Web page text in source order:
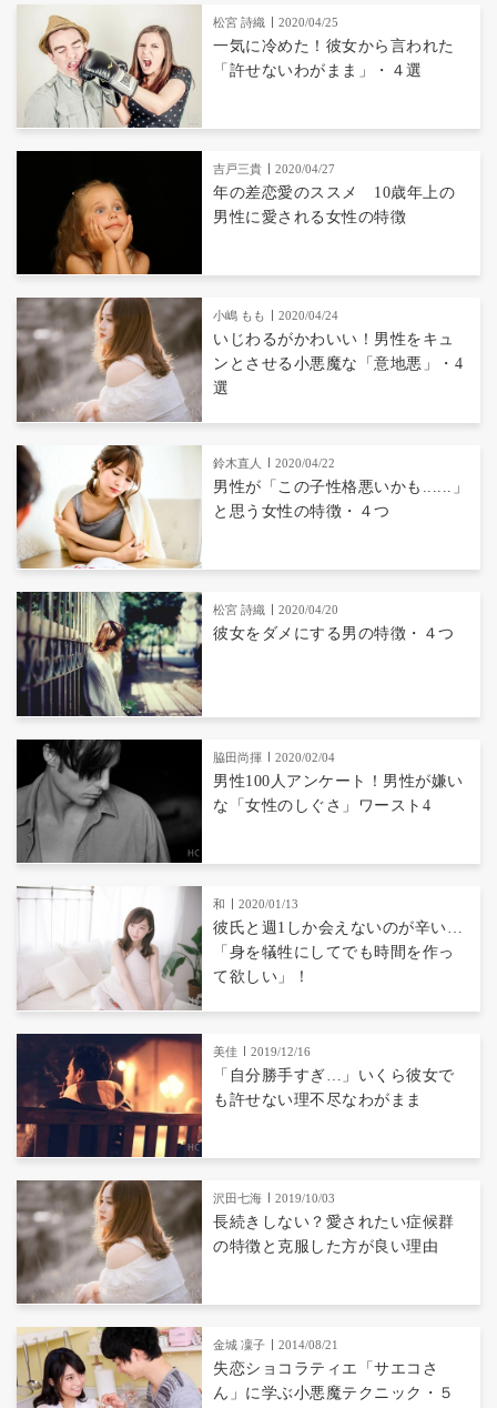
松宮 詩織 2020/04/25
一気に冷めた！彼女から言われた
「許せないわがまま」・４選
吉戸三貴 2020/04/27
年の差恋愛のススメ 10歳年上の
男性に愛される女性の特徴
小嶋 もも 2020/04/24
いじわるがかわいい！男性をキュ
ンとさせる小悪魔な「意地悪」・4
選
鈴木直人 2020/04/22
男性が「この子性格悪いかも......」
と思う女性の特徴・４つ
松宮 詩織 2020/04/20
彼女をダメにする男の特徴・４つ
脇田尚揮 2020/02/04
男性100人アンケート！男性が嫌い
な「女性のしぐさ」ワースト4
和 2020/01/13
彼氏と週1しか会えないのが辛い…
「身を犠牲にしてでも時間を作っ
て欲しい」！
美佳 2019/12/16
「自分勝手すぎ…」いくら彼女で
も許せない理不尽なわがまま
沢田七海 2019/10/03
長続きしない？愛されたい症候群
の特徴と克服した方が良い理由
金城 凜子 2014/08/21
失恋ショコラティエ「サエコさ
ん」に学ぶ小悪魔テクニック・５